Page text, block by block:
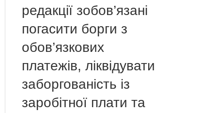
редакції зобов’язані
погасити борги з
обов’язкових
платежів, ліквідувати
заборгованість із
заробітної плати та